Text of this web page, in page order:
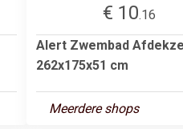
€ 10.16
Alert Zwembad
262x175x51 cm
Meerdere shops